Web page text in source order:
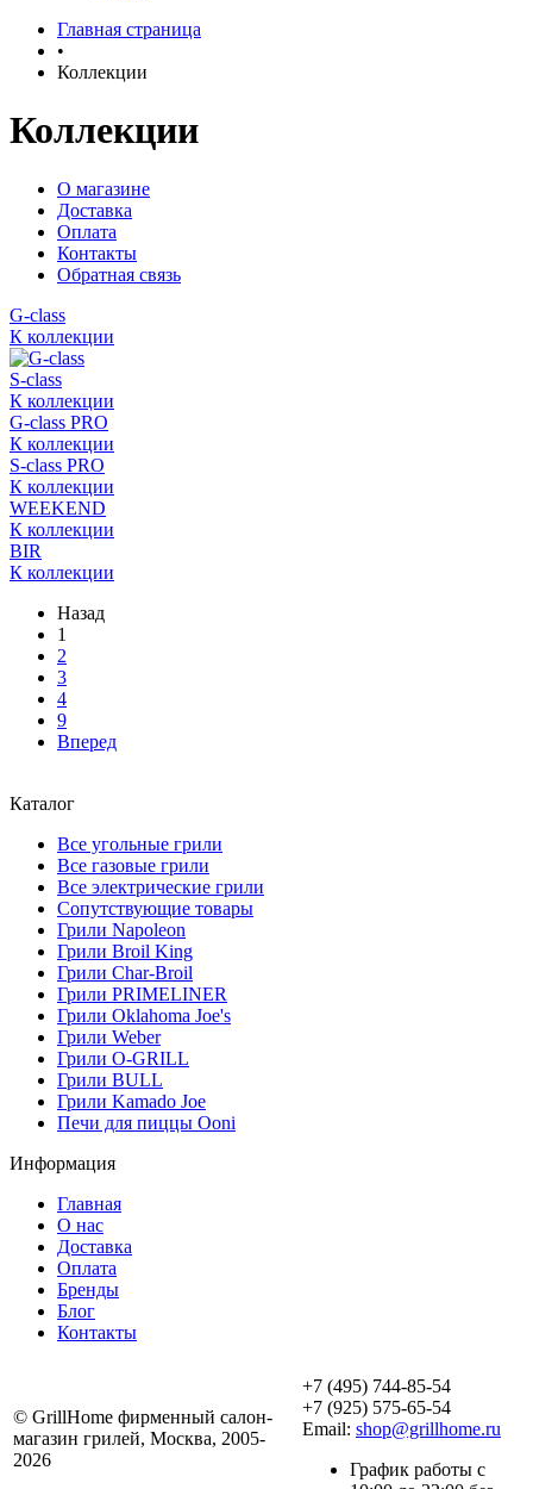
Главная страница
•
Коллекции
Коллекции
О магазине
Доставка
Оплата
Контакты
Обратная связь
G-class
К коллекции
S-class
К коллекции
G-class PRO
К коллекции
S-class PRO
К коллекции
WEEKEND
К коллекции
BIR
К коллекции
Назад
1
2
3
4
9
Вперед
Каталог
Все угольные грили
Все газовые грили
Все электрические грили
Сопутствующие товары
Грили Napoleon
Грили Broil King
Грили Char-Broil
Грили PRIMELINER
Грили Oklahoma Joe's
Грили Weber
Грили O-GRILL
Грили BULL
Грили Kamado Joe
Печи для пиццы Ooni
Информация
Главная
О нас
Доставка
Оплата
Бренды
Блог
Контакты
© GrillHome фирменный салон-
магазин грилей, Москва, 2005-
2026
+7 (495) 744-85-54
+7 (925) 575-65-54
Email: shop@grillhome.ru
График работы с